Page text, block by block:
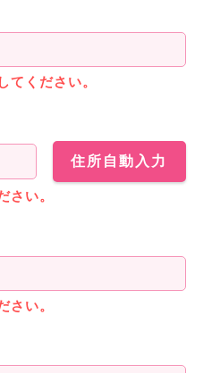
てください。
住所自動入力
さい。
さい。